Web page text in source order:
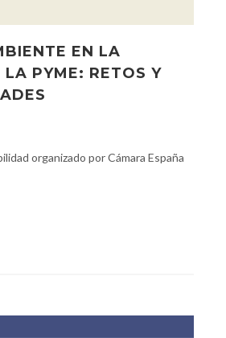
EN LA
LA PYME: RETOS Y
organizado por Cámara España